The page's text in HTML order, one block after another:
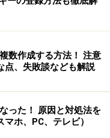
なく、その企業を通
いくという形になっ
かによっても違って
主役にしたいのか、
いう ことです。
数作成する方法！ 注意
点、失敗談なども解説
った！ 原因と対処法を
ホ、PC、テレビ）